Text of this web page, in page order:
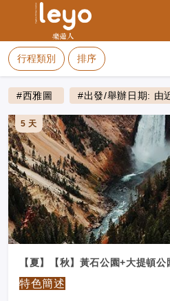
行程類別 排序
#西雅圖 #出發/舉辦日期: 由
5 天
【夏】【秋】黃石公園+大提頓公
特色簡述